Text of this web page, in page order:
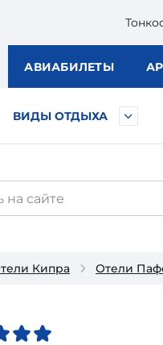
АВИАБИЛЕТЫ
ВИДЫ ОТДЫХА
Кипра Отели